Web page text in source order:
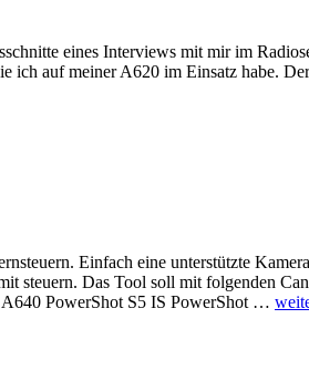
eines Interviews mit mir im
ich auf meiner A620 im Einsatz habe.
Einfach eine unterstützte
steuern. Das Tool soll mit folgenden
PowerShot S5 IS PowerShot …